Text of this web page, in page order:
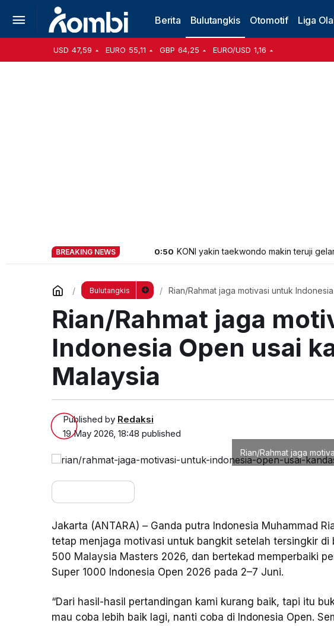
Berita Bulutangkis Otomotif Liga
USD 47,59 EURO 55,11 GBP 64,25 EURO/USD 1,16
BREAKING NEWS 0:50 KONI yakin taekwondo makin teruji
Bulutangkis Rian/Rahmat jaga motivasi untuk
Rian/Rahmat jaga
Indonesia Open usai
Malaysia
Published by Redaksi
19 May 2026, 18:48 published
Rian/Rahmat jaga
Jakarta (ANTARA) – Ganda putra Indonesia Muhammad
tetap menjaga motivasi untuk bangkit setelah tersingkir di
500 Malaysia Masters 2026, dan bertekad memperbaiki
Super 1000 Indonesia Open 2026 pada 2–7 Juni.
“Dari hasil-hasil pertandingan kami kurang baik, tapi itu
mau coba lebih baik lagi, nanti coba di Indonesia Open.